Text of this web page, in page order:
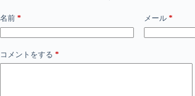
名前 * メール *
コメントをする *